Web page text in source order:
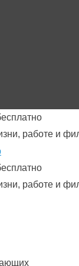
работе и
работе и